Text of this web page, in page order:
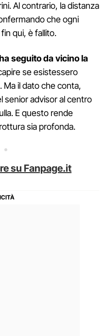
Al contrario, la distanza
che ogni
qui, è fallito.
seguito da vicino la
se esistessero
Ma il dato che conta,
senior advisor al centro
E questo rende
sia profonda.
su Fanpage.it